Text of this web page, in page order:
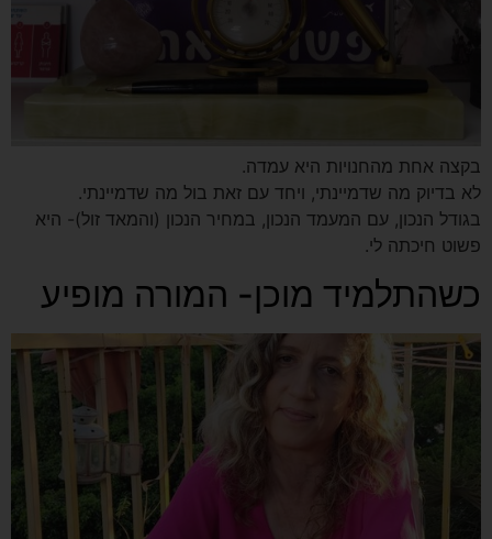
בקצה אחת מהחנויות היא עמדה.
לא בדיוק מה שדמיינתי, ויחד עם זאת בול מה שדמיינתי.
בגודל הנכון, עם המעמד הנכון, במחיר הנכון (והמאד זול)- היא
פשוט חיכתה לי.
כשהתלמיד מוכן- המורה מופיע